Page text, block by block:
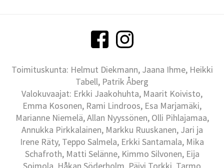
Toimituskunta: Helmut Diekmann, Jaana Ihme, Heikki
Tabell, Patrik Åberg
Valokuvaajat: Erkki Jaakohuhta, Maarit Koivisto,
Emma Kosonen, Rami Lindroos, Esa Marjamäki,
Marianne Niemelä, Allan Nyyssönen, Olli Pihlajamaa,
Annukka Pirkkalainen, Markku Ruuskanen, Jari ja
Irene Räty, Teppo Salmela, Erkki Santamala, Mika
Schafroth, Matti Selänne, Kimmo Silvonen, Eija